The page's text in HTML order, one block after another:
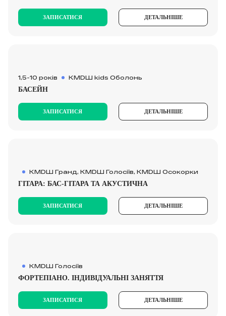
ЗАПИСАТИСЯ ДЕТАЛЬНІШЕ
1,5-10 років KMDШ kids Оболонь
БАСЕЙН
ЗАПИСАТИСЯ ДЕТАЛЬНІШЕ
КМDШ Гранд, КМDШ Голосіїв, КМDШ Осокорки
ГІТАРА: БАС-ГІТАРА ТА АКУСТИЧНА
ЗАПИСАТИСЯ ДЕТАЛЬНІШЕ
КМDШ Голосіїв
ФОРТЕПІАНО. ІНДИВІДУАЛЬНІ ЗАНЯТТЯ
ЗАПИСАТИСЯ ДЕТАЛЬНІШЕ